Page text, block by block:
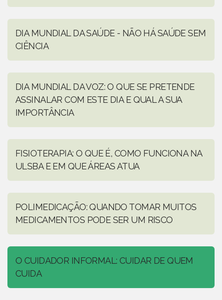
DIA MUNDIAL DA SAÚDE - NÃO HÁ SAÚDE SEM
CIÊNCIA
DIA MUNDIAL DA VOZ: O QUE SE PRETENDE
ASSINALAR COM ESTE DIA E QUAL A SUA
IMPORTÂNCIA
FISIOTERAPIA: O QUE É, COMO FUNCIONA NA
ULSBA E EM QUE ÁREAS ATUA
POLIMEDICAÇÃO: QUANDO TOMAR MUITOS
MEDICAMENTOS PODE SER UM RISCO
O CUIDADOR INFORMAL: CUIDAR DE QUEM
CUIDA